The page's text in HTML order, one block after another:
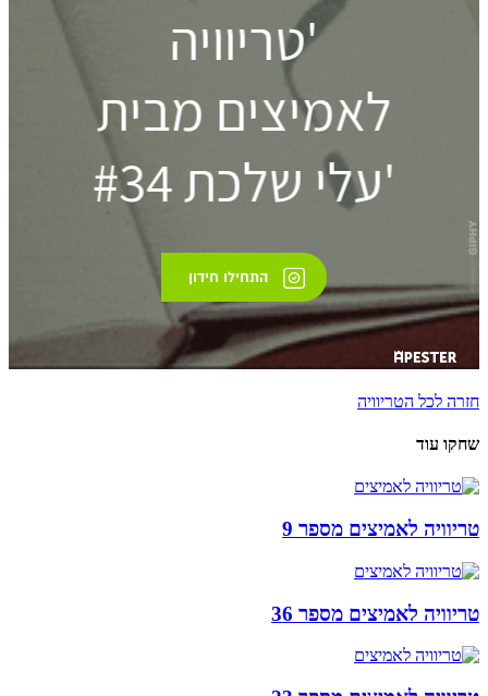
חזרה לכל הטריוויה
שחקו עוד
טריוויה לאמיצים מספר 9
טריוויה לאמיצים מספר 36